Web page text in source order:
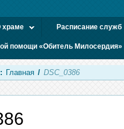
храме Расписание служб
помощи «Обитель Милосердия»
Главная / DSC_0386